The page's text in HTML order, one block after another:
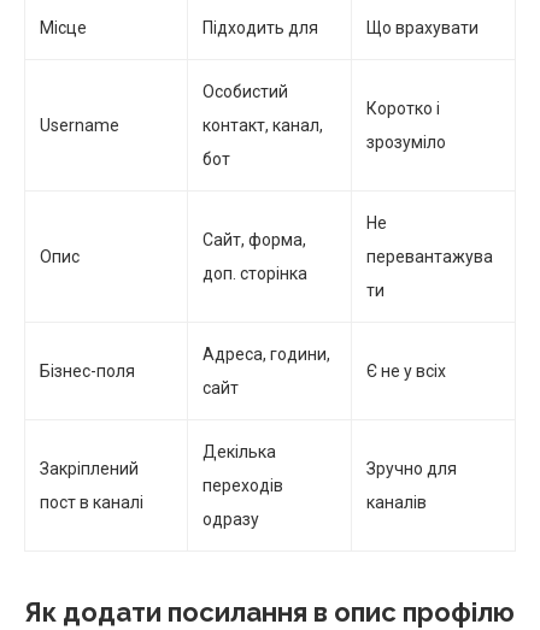
Місце Підходить для Що врахувати
Username
Особистий
контакт, канал,
бот
Коротко і
зрозуміло
Опис
Сайт, форма,
доп. сторінка
Не
перевантажува
ти
Бізнес-поля
Адреса, години,
сайт
Є не у всіх
Закріплений
пост в каналі
Декілька
переходів
одразу
Зручно для
каналів
Як додати посилання в опис профілю